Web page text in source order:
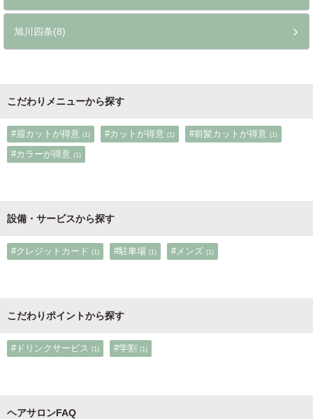
旭川四条(8)
こだわりメニューから探す
#眉カットが得意 (1) #カットが得意 (1) #前髪カットが得意 (1)
#カラーが得意 (1)
設備・サービスから探す
#クレジットカード (1) #駐車場 (1) #メンズ (1)
こだわりポイントから探す
#ドリンクサービス (1) #学割 (1)
ヘアサロンFAQ